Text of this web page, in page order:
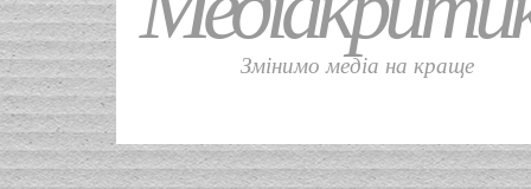
Змінимо медіа на краще